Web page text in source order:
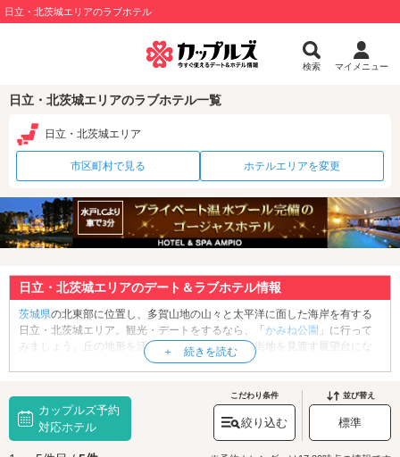
日立・北茨城エリアのラブホテル
検索 マイメニュー
日立・北茨城エリアのラブホテル一覧
日立・北茨城エリア
市区町村で見る ホテルエリアを変更
日立・北茨城エリアのデート＆ラブホテル情報
茨城県の北東部に位置し、多賀山地の山々と太平洋に面した海岸を有する
日立・北茨城エリア。観光・デートをするなら、「 かみね公園 」に行って
みましょう。丘の地形を活かした公園の山頂は市街地を見渡す展望台にな
っています。また、約15万㎡の広大な敷地には、ジェットコースターなど
ン、トラの暮らす「かみね動物園
」などデートにうってつけのスポットが
たくさんあります。神社仏閣巡りがお好きなカップルには、795年に創建さ
れたと伝えられる「
」がおすすめ。春になると境内のシャクナゲ
が花開き、朱塗りの仁王門とのコントラストの美しさは別格です。日本全
カップルズ予約
対応ホテル
こだわり条件
絞り込む
並び替え
標準